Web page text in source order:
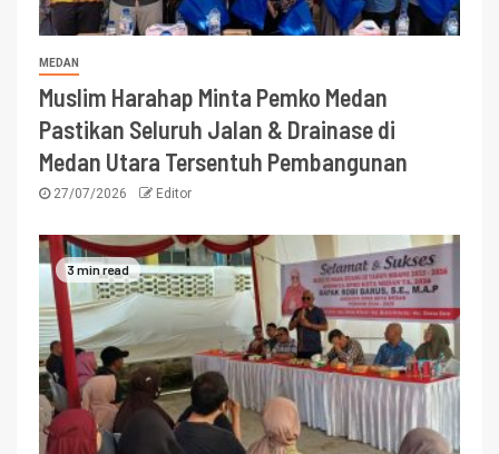
MEDAN
Muslim Harahap Minta Pemko Medan
Pastikan Seluruh Jalan & Drainase di
Medan Utara Tersentuh Pembangunan
27/07/2026 Editor
3 min read